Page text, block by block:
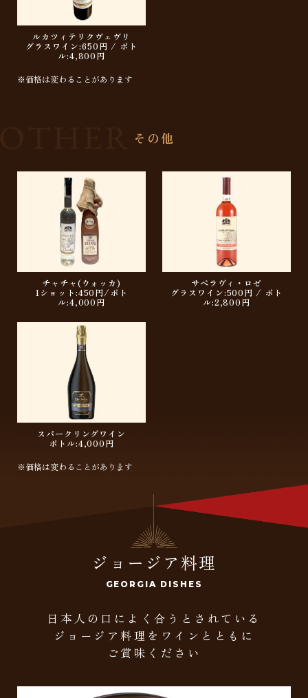
ルカツィテリクヴェヴリ
グラスワイン:650円 / ボト
ル:4,800円
※価格は変わることがあります
その他
チャチャ(ウォッカ)
1ショット:450円/ボト
ル:4,000円
サペラヴィ・ロゼ
グラスワイン:500円 / ボト
ル:2,800円
スパークリングワイン
ボトル:4,000円
※価格は変わることがあります
ジョージア料理
GEORGIA DISHES
日本人の口によく合うとされている
ジョージア料理をワインとともに
ご賞味ください